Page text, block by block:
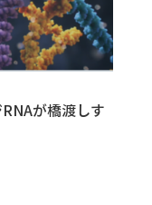
が橋渡しす